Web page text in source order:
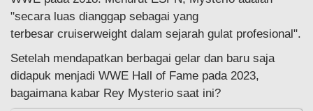
"secara luas dianggap sebagai yang
terbesar cruiserweight dalam sejarah gulat profesional".
Setelah mendapatkan berbagai gelar dan baru saja
didapuk menjadi WWE Hall of Fame pada 2023,
bagaimana kabar Rey Mysterio saat ini?